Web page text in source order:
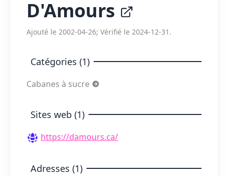
D'Amours
Ajouté le 2002-04-26; Vérifié le 2024-12-31.
Catégories (1)
Cabanes à sucre
Sites web (1)
https://damours.ca/
Adresses (1)